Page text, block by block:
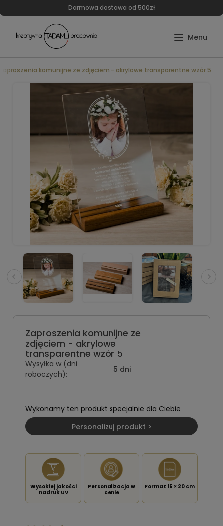
Darmowa dostawa od 500zł
komunijne ze zdjęciem - akrylowe transparentne wzór 5
Zaproszenia komunijne ze
zdjęciem - akrylowe
transparentne wzór 5
Wysyłka w (dni
roboczych):
5 dni
Wykonamy ten produkt specjalnie dla Ciebie
Personalizuj produkt >
Wysokiej jakości
nadruk UV
Personalizacja w
cenie
Format 15 × 20 cm